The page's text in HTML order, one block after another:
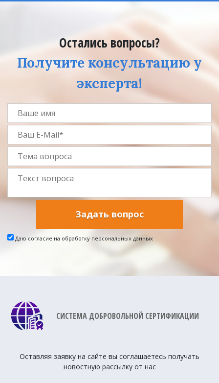
Остались вопросы?
Получите консультацию у
эксперта!
Задать вопрос
Даю согласие на обработку персональных данных
СИСТЕМА ДОБРОВОЛЬНОЙ СЕРТИФИКАЦИИ
Оставляя заявку на сайте вы соглашаетесь получать
новостную рассылку от нас